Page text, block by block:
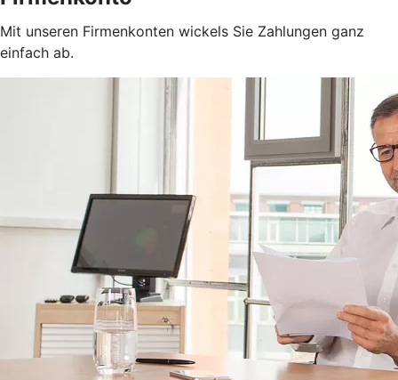
Mit unseren Firmenkonten wickels Sie Zahlungen ganz
einfach ab.